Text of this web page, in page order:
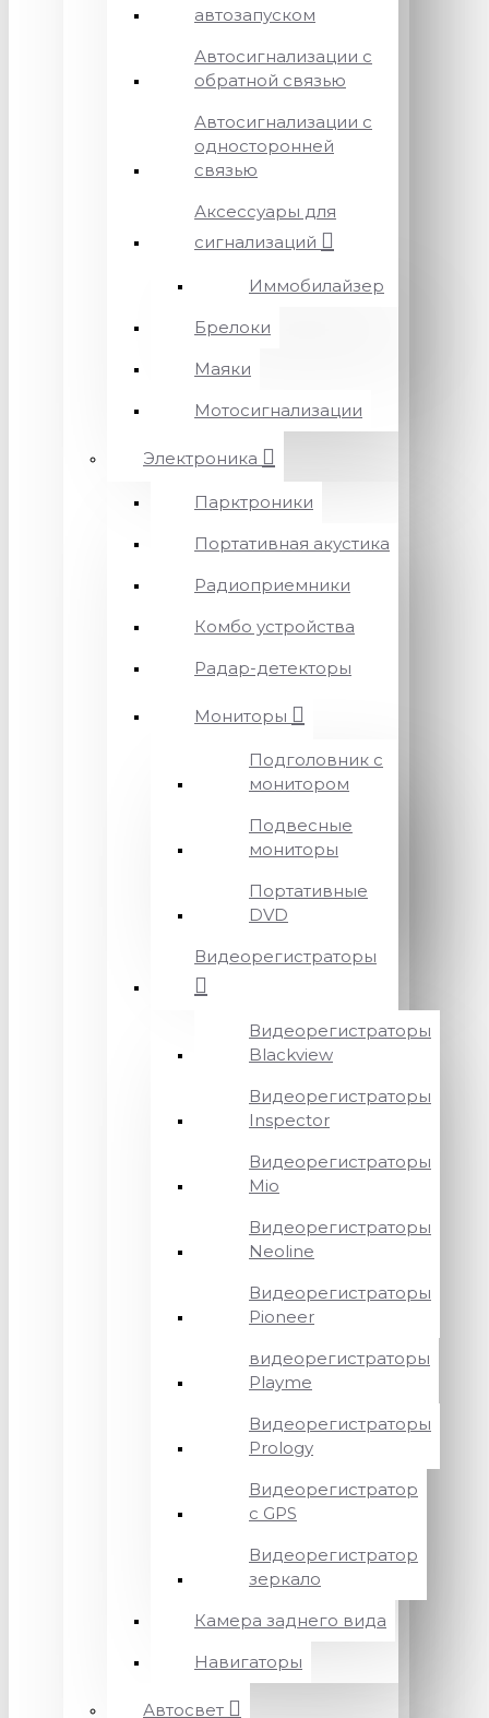
автозапуском
Автосигнализации с
обратной связью
Автосигнализации с
односторонней
связью
Аксессуары для
сигнализаций
Иммобилайзер
Брелоки
Маяки
Мотосигнализации
Электроника
Парктроники
Портативная акустика
Радиоприемники
Комбо устройства
Радар-детекторы
Мониторы
Подголовник с
монитором
Подвесные
мониторы
Портативные
DVD
Видеорегистраторы
Видеорегистраторы
Blackview
Видеорегистраторы
Inspector
Видеорегистраторы
Mio
Видеорегистраторы
Neoline
Видеорегистраторы
Pioneer
видеорегистраторы
Playme
Видеорегистраторы
Prology
Видеорегистратор
с GPS
Видеорегистратор
зеркало
Камера заднего вида
Навигаторы
Автосвет